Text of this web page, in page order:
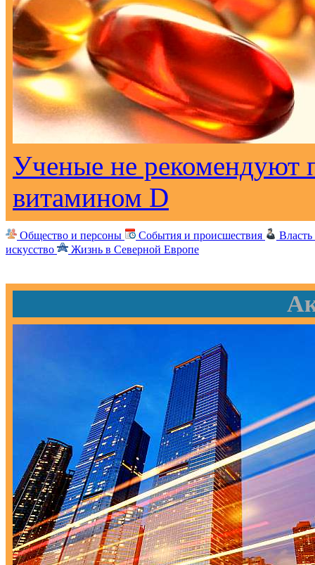
Ученые не рекомендуют
витамином D
Общество и персоны События и происшествия
искусство
Жизнь в Северной Европе